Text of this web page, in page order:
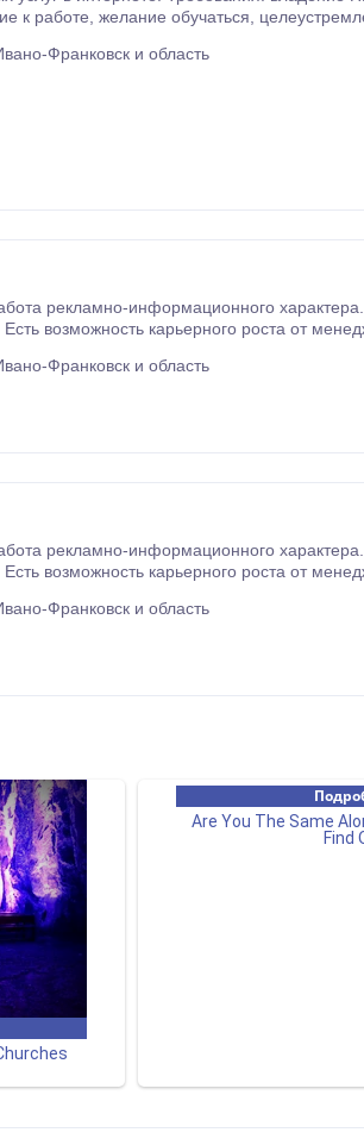
Франковск и область
информационного характера. Удаленная от 3-4 часов
Франковск и область
информационного характера. Удаленная от 3-4 часов
Франковск и область